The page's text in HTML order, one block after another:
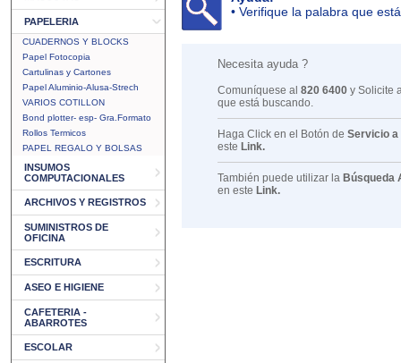
PAPELERIA
CUADERNOS Y BLOCKS
Papel Fotocopia
Cartulinas y Cartones
Papel Aluminio-Alusa-Strech
VARIOS COTILLON
Bond plotter- esp- Gra.Formato
Rollos Termicos
PAPEL REGALO Y BOLSAS
INSUMOS
COMPUTACIONALES
ARCHIVOS Y REGISTROS
SUMINISTROS DE
OFICINA
ESCRITURA
ASEO E HIGIENE
CAFETERIA -
ABARROTES
ESCOLAR
• Verifique la palabra que
Necesita ayuda ?
Comuníquese al 820 6400y Solicite
que está buscando.
Haga Click en el Botón de Servicio a
este Link.
También puede utilizar la Búsqueda
en este Link.